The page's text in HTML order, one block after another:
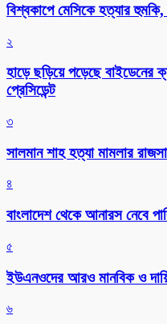
বিশ্বকাপে মেসিকে হত্যার
২
হাড়ে ছড়িয়ে পড়েছে বাইডেনের
প্রেসিডেন্ট
৩
সালমান শাহ হত্যা মামলার
৪
বাংলাদেশ থেকে আনারস নেবে
৫
ইউএনওদের আরও মানবিক ও
৬